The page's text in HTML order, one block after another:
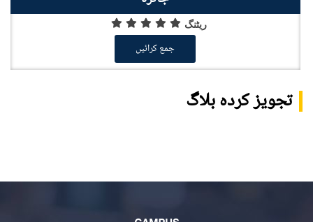
ریٹنگ
جمع کرائیں
تجویز کردہ بلاگ